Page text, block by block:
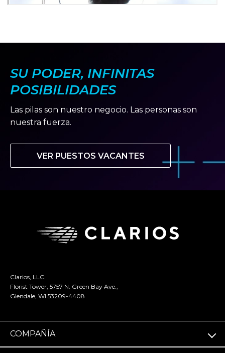
SU PODER, INFINITAS
POSIBILIDADES
Las pilas son nuestro negocio. Las personas son
nuestra fuerza.
VER PUESTOS VACANTES
Clarios, LLC.
Florist Tower, 5757 N. Green Bay Ave.,
Glendale, WI 53209-4408
COMPAÑÍA